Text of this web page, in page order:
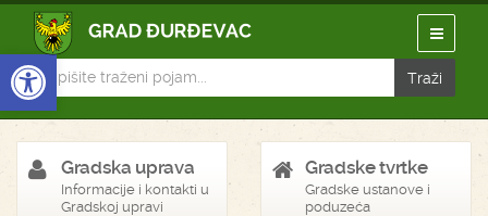
Open toolbar
Gradska uprava
Informacije i kontakti u
Gradskoj upravi
Gradske tvrtke
Gradske ustanove i
poduzeća